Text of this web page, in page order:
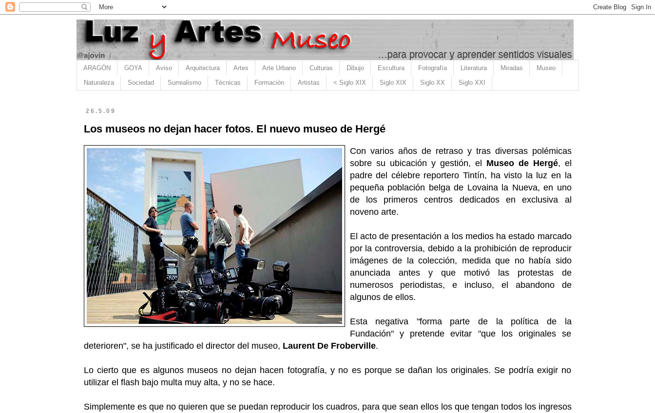
ARAGÓN GOYA Aviso Arquitectura Artes Arte Urbano Culturas Dibujo Escultura Fotografía Literatura Miradas Museo
Naturaleza Sociedad Surrealismo Técnicas Formación Artistas < Siglo XIX Siglo XIX Siglo XX Siglo XXI
26.5.09
Los museos no dejan hacer fotos. El nuevo museo de Hergé
Con varios años de retraso y tras diversas polémicas
sobre su ubicación y gestión, el Museo de Hergé, el
padre del célebre reportero Tintín, ha visto la luz en la
pequeña población belga de Lovaina la Nueva, en uno
de los primeros centros dedicados en exclusiva al
noveno arte.
El acto de presentación a los medios ha estado marcado
por la controversia, debido a la prohibición de reproducir
imágenes de la colección, medida que no había sido
anunciada antes y que motivó las protestas de
numerosos periodistas, e incluso, el abandono de
algunos de ellos.
Esta negativa "forma parte de la política de la
Fundación" y pretende evitar "que los originales se
deterioren", se ha justificado el director del museo, Laurent De Froberville.
Lo cierto que es algunos museos no dejan hacen fotografía, y no es porque se dañan los originales. Se podría exigir no
utilizar el flash bajo multa muy alta, y no se hace.
Simplemente es que no quieren que se puedan reproducir los cuadros, para que sean ellos los que tengan todos los ingresos